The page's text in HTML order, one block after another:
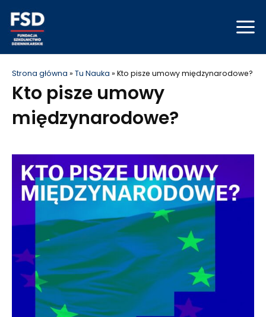
content
Strona główna » Tu Nauka » Kto pisze umowy międzynarodowe?
Kto pisze umowy
międzynarodowe?